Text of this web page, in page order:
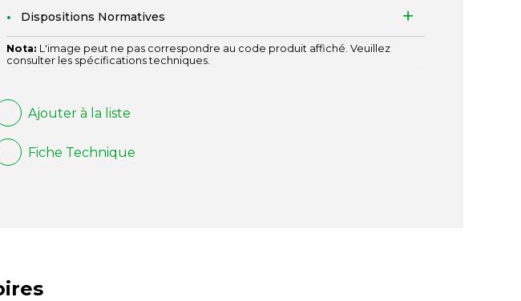
Dispositions Normatives
Nota: L'image peut ne pas correspondre au code produit affiché. Veuillez
consulter les spécifications techniques.
Ajouter à la liste
Fiche Technique